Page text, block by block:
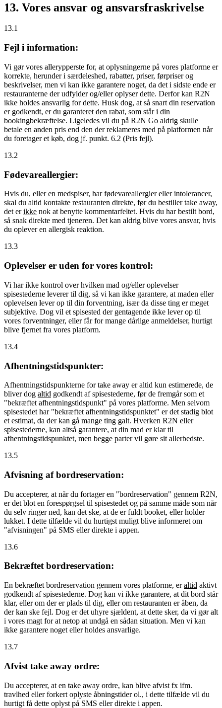
13. Vores ansvar og ansvarsfraskrivelse
13.1
Fejl i information:
Vi gør vores allerypperste for, at oplysningerne på vores platforme er
korrekte, herunder i særdeleshed, rabatter, priser, førpriser og
beskrivelser, men vi kan ikke garantere noget, da det i sidste ende er
restauranterne der udfylder og/eller oplyser dette. Derfor kan R2N
ikke holdes ansvarlig for dette. Husk dog, at så snart din reservation
er godkendt, er du garanteret den rabat, som står i din
bookingbekræftelse. Ligeledes vil du på R2N Go aldrig skulle
betale en anden pris end den der reklameres med på platformen når
du foretager et køb, dog jf. punkt. 6.2 (Pris fejl).
13.2
Fødevareallergier:
Hvis du, eller en medspiser, har fødevareallergier eller intolerancer,
skal du altid kontakte restauranten direkte, før du bestiller take away,
det erikke nok at benytte kommentarfeltet. Hvis du har bestilt bord,
så snak direkte med tjeneren. Det kan aldrig blive vores ansvar, hvis
du oplever en allergisk reaktion.
13.3
Oplevelser er uden for vores kontrol:
Vi har ikke kontrol over hvilken mad og/eller oplevelser
spisestederne leverer til dig, så vi kan ikke garantere, at maden eller
oplevelsen lever op til din forventning, især da disse ting er meget
subjektive. Dog vil et spisested der gentagende ikke lever op til
vores forventninger, eller får for mange dårlige anmeldelser, hurtigt
blive fjernet fra vores platform.
13.4
Afhentningstidspunkter:
Afhentningstidspunkterne for take away er altid kun estimerede, de
bliver dog altid godkendt af spisestederne, før de fremgår som et
"bekræftet afhentningstidspunkt" på vores platforme. Men selvom
spisestedet har "bekræftet afhentningstidspunktet" er det stadig blot
et estimat, da der kan gå mange ting galt. Hverken R2N eller
spisestederne, kan altså garantere, at din mad er klar til
afhentningstidspunktet, men begge parter vil gøre sit allerbedste.
13.5
Afvisning af bordreservation:
Du accepterer, at når du fortager en "bordreservation" gennem R2N,
er det blot en forespørgsel til spisestedet og på samme måde som når
du selv ringer ned, kan det ske, at de er fuldt booket, eller holder
lukket. I dette tilfælde vil du hurtigst muligt blive informeret om
"afvisningen" på SMS eller direkte i appen.
13.6
Bekræftet bordreservation:
En bekræftet bordreservation gennem vores platforme, eraltid aktivt
godkendt af spisestederne. Dog kan vi ikke garantere, at dit bord står
klar, eller om der er plads til dig, eller om restauranten er åben, da
der kan ske fejl. Dog er det uhyre sjældent, at dette sker, da vi gør alt
i vores magt for at netop at undgå en sådan situation. Men vi kan
ikke garantere noget eller holdes ansvarlige.
13.7
Afvist take away ordre:
Du accepterer, at en take away ordre, kan blive afvist fx ifm.
travlhed eller forkert oplyste åbningstider ol., i dette tilfælde vil du
hurtigt få dette oplyst på SMS eller direkte i appen.